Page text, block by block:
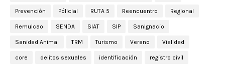
Prevención Pólicial RUTA 5 Reencuentro Regional
Remulcao SENDA SIAT SIP SanIgnacio
Sanidad Animal TRM Turismo Verano Vialidad
core delitos sexuales identificación registro civil